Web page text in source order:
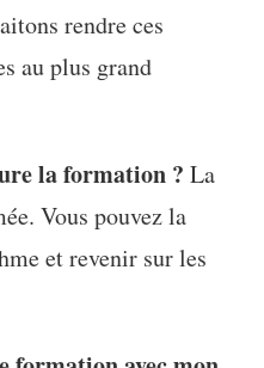
rendre ces
au plus grand
la formation ? La
Vous pouvez la
et revenir sur les